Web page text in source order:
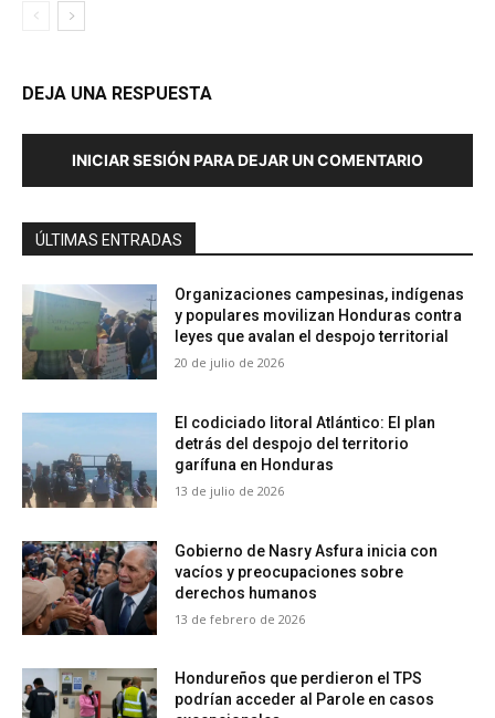
DEJA UNA RESPUESTA
INICIAR SESIÓN PARA DEJAR UN COMENTARIO
ÚLTIMAS ENTRADAS
Organizaciones campesinas, indígenas
y populares movilizan Honduras contra
leyes que avalan el despojo territorial
20 de julio de 2026
El codiciado litoral Atlántico: El plan
detrás del despojo del territorio
garífuna en Honduras
13 de julio de 2026
Gobierno de Nasry Asfura inicia con
vacíos y preocupaciones sobre
derechos humanos
13 de febrero de 2026
Hondureños que perdieron el TPS
podrían acceder al Parole en casos